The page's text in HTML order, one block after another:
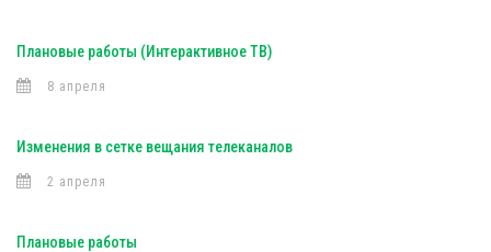
Плановые работы (Интерактивное ТВ)
8 апреля
Изменения в сетке вещания телеканалов
2 апреля
Плановые работы